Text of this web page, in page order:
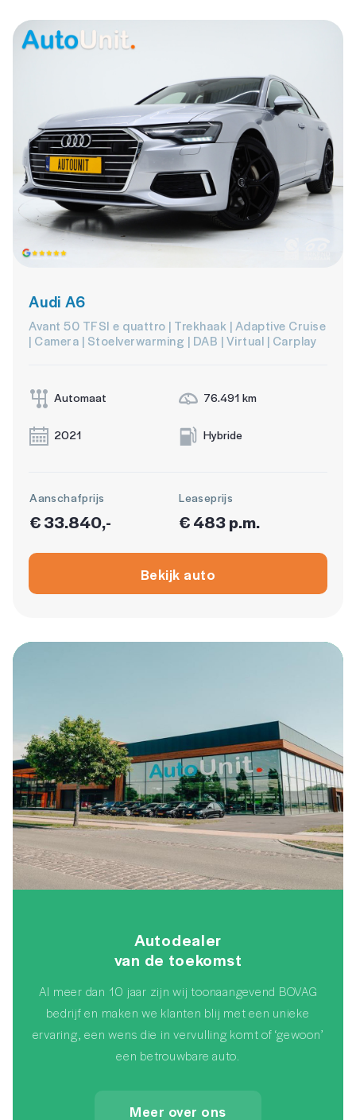
Audi A6
Avant 50 TFSI e quattro | Trekhaak | Adaptive Cruise
| Camera | Stoelverwarming | DAB | Virtual | Carplay
Automaat 76.491 km
2021 Hybride
Aanschafprijs
€ 33.840,-
Leaseprijs
€ 483 p.m.
Bekijk auto
Autodealer
van de toekomst
Al meer dan 10 jaar zijn wij toonaangevend BOVAG
bedrijf en maken we klanten blij met een unieke
ervaring, een wens die in vervulling komt of ‘gewoon’
een betrouwbare auto.
Meer over ons